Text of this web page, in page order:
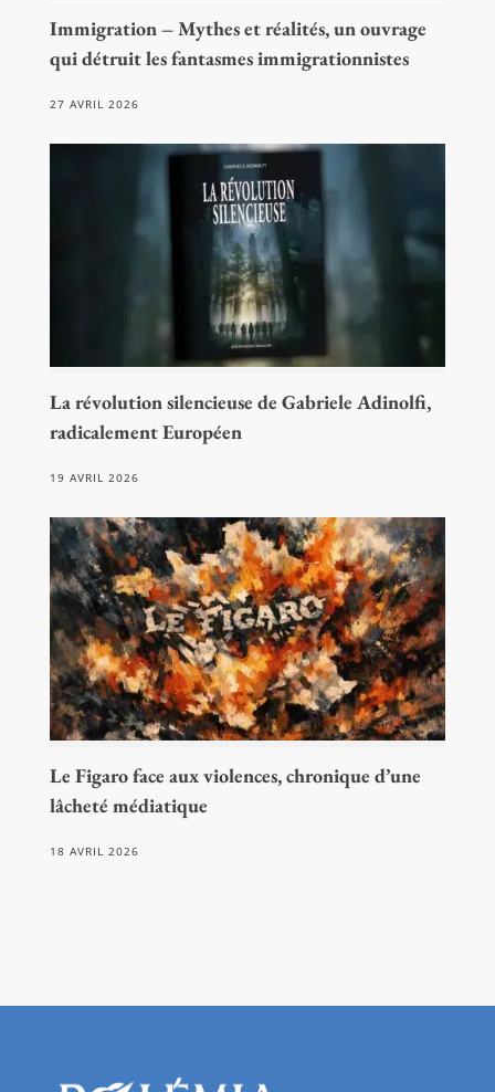
Immigration – Mythes et réalités, un ouvrage
qui détruit les fantasmes immigrationnistes
27 AVRIL 2026
La révolution silencieuse de Gabriele Adinolfi,
radicalement Européen
19 AVRIL 2026
Le Figaro face aux violences, chronique d’une
lâcheté médiatique
18 AVRIL 2026